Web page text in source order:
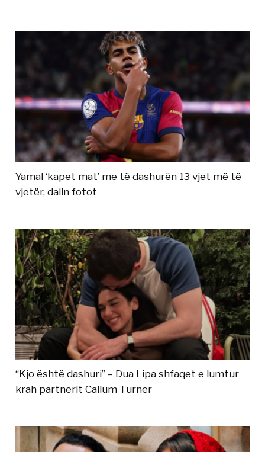
Yamal ‘kapet mat’ me të dashurën 13 vjet më të
vjetër, dalin fotot
“Kjo është dashuri” – Dua Lipa shfaqet e lumtur
krah partnerit Callum Turner